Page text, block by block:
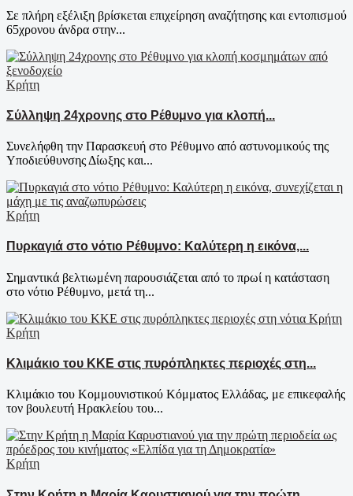
Σε πλήρη εξέλιξη βρίσκεται επιχείρηση αναζήτησης και εντοπισμού
65χρονου άνδρα στην...
Κρήτη
Σύλληψη 24χρονης στο Ρέθυμνο για κλοπή...
Συνελήφθη την Παρασκευή στο Ρέθυμνο από αστυνομικούς της
Υποδιεύθυνσης Δίωξης και...
Κρήτη
Πυρκαγιά στο νότιο Ρέθυμνο: Καλύτερη η εικόνα,...
Σημαντικά βελτιωμένη παρουσιάζεται από το πρωί η κατάσταση
στο νότιο Ρέθυμνο, μετά τη...
Κρήτη
Κλιμάκιο του ΚΚΕ στις πυρόπληκτες περιοχές στη...
Κλιμάκιο του Κομμουνιστικού Κόμματος Ελλάδας, με επικεφαλής
τον βουλευτή Ηρακλείου του...
Κρήτη